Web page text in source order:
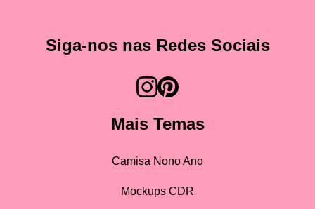
Siga-nos nas Redes Sociais
Mais Temas
Camisa Nono Ano
Mockups CDR